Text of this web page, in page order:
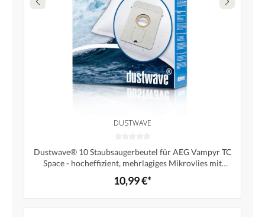
DUSTWAVE
Dustwave® 10 Staubsaugerbeutel für AEG Vampyr TC
Space - hocheffizient, mehrlagiges Mikrovlies mit
Hygieneverschluss - Made in Germany
10,99 €*